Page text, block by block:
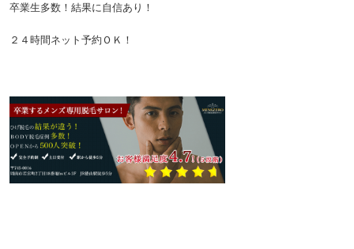
卒業生多数！結果に自信あり！
２４時間ネット予約ＯＫ！